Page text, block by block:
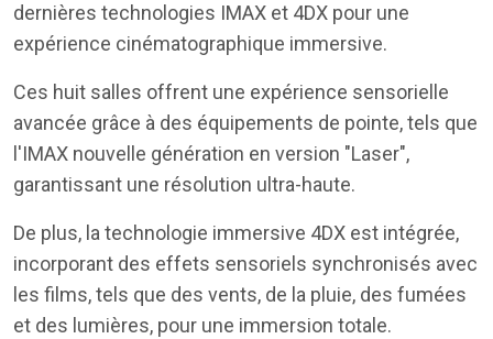
dernières technologies IMAX et 4DX pour une
expérience cinématographique immersive.
Ces huit salles offrent une expérience sensorielle
avancée grâce à des équipements de pointe, tels que
l'IMAX nouvelle génération en version "Laser",
garantissant une résolution ultra-haute.
De plus, la technologie immersive 4DX est intégrée,
incorporant des effets sensoriels synchronisés avec
les films, tels que des vents, de la pluie, des fumées
et des lumières, pour une immersion totale.